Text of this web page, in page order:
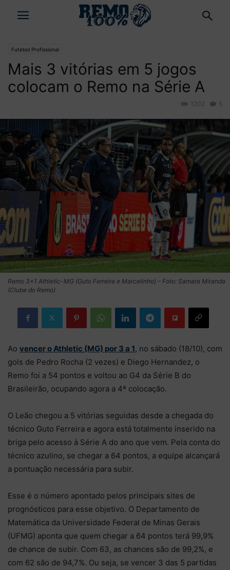
Futebol Profissional
Mais 3 vitórias em 5 jogos
colocam o Remo na Série A
5
1202
Remo 3×1 Athletic-MG (Guto Ferreira e Marcelinho) – Foto: Samara Miranda
(Clube do Remo)
Ao vencer o Athletic (MG) por 3 a 1, no sábado (18/10), com
gols de Pedro Rocha (2 vezes) e Diego Hernandez, o
Remo foi a 54 pontos e voltou ao G4 da Série B do
Brasileirão, ocupando agora a 4ª colocação.
O Leão chegou a 5 vitórias seguidas desde a chegada do
técnico Guto Ferreira e agora está totalmente inserido na
briga pelo acesso à Série A do ano que vem. Pela conta do
técnico azulino, se chegar a 64 pontos, a equipe alcançará
a pontuação necessária para subir.
Esse é o número apontado pelos principais sites de
prognósticos para esse objetivo. O Departamento de
Matemática da Universidade Federal de Minas Gerais
(UFMG) aponta que quem chegar a 64 pontos terá 99,9%
de chance de subir. Com 63, as chances são de 99,2%, e
com 62 são de 94,7%. Ou seja, se vencer 3 das 5 partidas